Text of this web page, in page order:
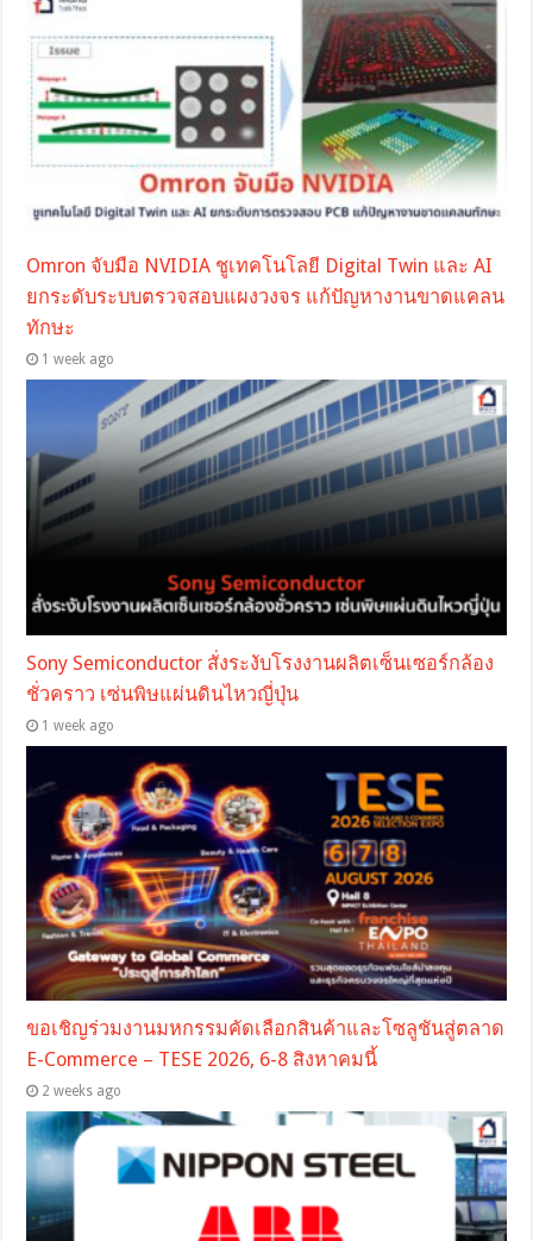
Omron จับมือ NVIDIA ชูเทคโนโลยี Digital Twin และ AI
ยกระดับระบบตรวจสอบแผงวงจร แก้ปัญหางานขาดแคลน
ทักษะ
1 week ago
Sony Semiconductor สั่งระงับโรงงานผลิตเซ็นเซอร์กล้อง
ชั่วคราว เซ่นพิษแผ่นดินไหวญี่ปุ่น
1 week ago
ขอเชิญร่วมงานมหกรรมคัดเลือกสินค้าและโซลูชันสู่ตลาด
E-Commerce – TESE 2026, 6-8 สิงหาคมนี้
2 weeks ago